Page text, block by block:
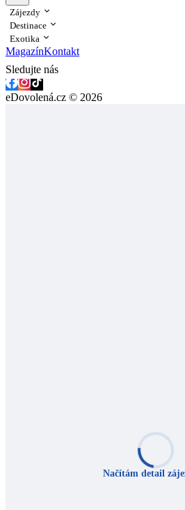
Zájezdy
Destinace
Exotika
MagazínKontakt
Sledujte nás
eDovolená.cz © 2026
Načítám detail